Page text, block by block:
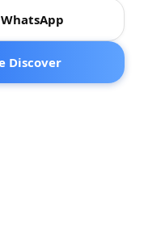
Discover